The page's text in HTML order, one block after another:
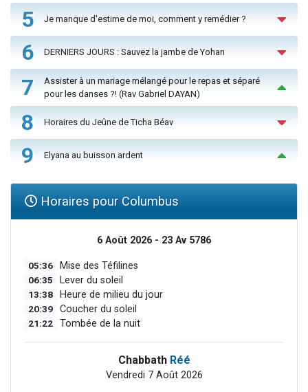
5 Je manque d'estime de moi, comment y remédier ?
6 DERNIERS JOURS : Sauvez la jambe de Yohan
7
Assister à un mariage mélangé pour le repas et séparé
pour les danses ?! (Rav Gabriel DAYAN)
8 Horaires du Jeûne de Ticha Béav
9 Elyana au buisson ardent
Horaires pour Columbus
6 Août 2026 - 23 Av 5786
05:36 Mise des Téfilines
06:35 Lever du soleil
13:38 Heure de milieu du jour
20:39 Coucher du soleil
21:22 Tombée de la nuit
Chabbath Réé
Vendredi 7 Août 2026